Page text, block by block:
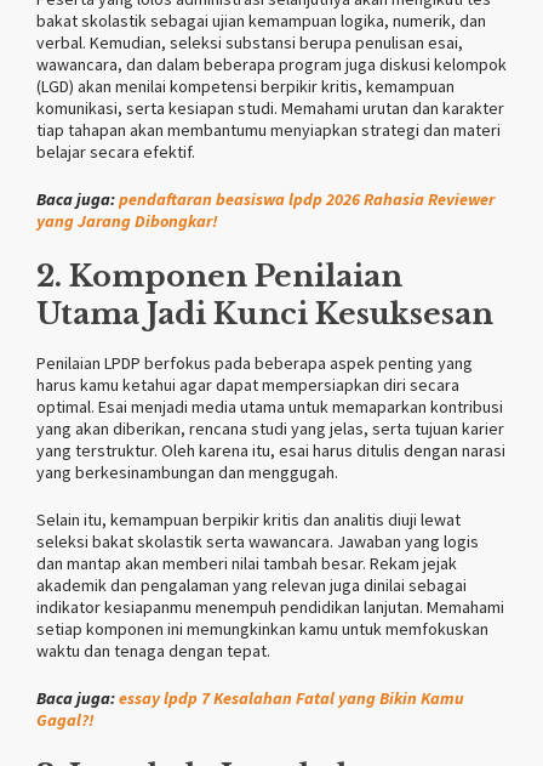
bakat skolastik sebagai ujian kemampuan logika, numerik, dan
verbal. Kemudian, seleksi substansi berupa penulisan esai,
wawancara, dan dalam beberapa program juga diskusi kelompok
(LGD) akan menilai kompetensi berpikir kritis, kemampuan
komunikasi, serta kesiapan studi. Memahami urutan dan karakter
tiap tahapan akan membantumu menyiapkan strategi dan materi
belajar secara efektif.
Baca juga:pendaftaran beasiswa lpdp 2026 Rahasia Reviewer
yang Jarang Dibongkar!
2. Komponen Penilaian
Utama Jadi Kunci Kesuksesan
Penilaian LPDP berfokus pada beberapa aspek penting yang
harus kamu ketahui agar dapat mempersiapkan diri secara
optimal. Esai menjadi media utama untuk memaparkan kontribusi
yang akan diberikan, rencana studi yang jelas, serta tujuan karier
yang terstruktur. Oleh karena itu, esai harus ditulis dengan narasi
yang berkesinambungan dan menggugah.
Selain itu, kemampuan berpikir kritis dan analitis diuji lewat
seleksi bakat skolastik serta wawancara. Jawaban yang logis
dan mantap akan memberi nilai tambah besar. Rekam jejak
akademik dan pengalaman yang relevan juga dinilai sebagai
indikator kesiapanmu menempuh pendidikan lanjutan. Memahami
setiap komponen ini memungkinkan kamu untuk memfokuskan
waktu dan tenaga dengan tepat.
Baca juga:essay lpdp 7 Kesalahan Fatal yang Bikin Kamu
Gagal?!